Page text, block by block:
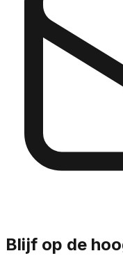
Blijf op de